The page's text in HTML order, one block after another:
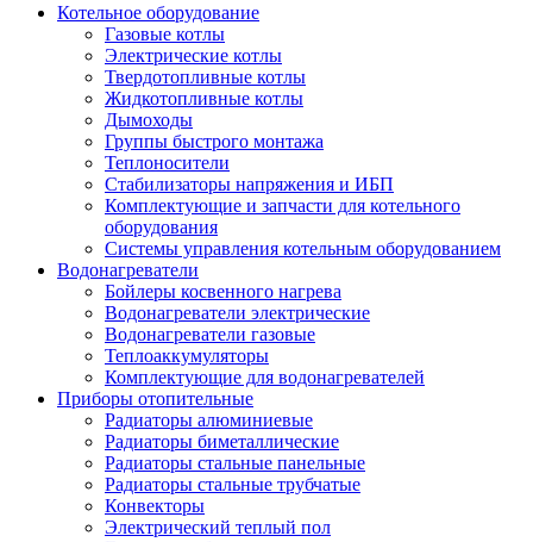
Котельное оборудование
Газовые котлы
Электрические котлы
Твердотопливные котлы
Жидкотопливные котлы
Дымоходы
Группы быстрого монтажа
Теплоносители
Стабилизаторы напряжения и ИБП
Комплектующие и запчасти для котельного
оборудования
Системы управления котельным оборудованием
Водонагреватели
Бойлеры косвенного нагрева
Водонагреватели электрические
Водонагреватели газовые
Теплоаккумуляторы
Комплектующие для водонагревателей
Приборы отопительные
Радиаторы алюминиевые
Радиаторы биметаллические
Радиаторы стальные панельные
Радиаторы стальные трубчатые
Конвекторы
Электрический теплый пол